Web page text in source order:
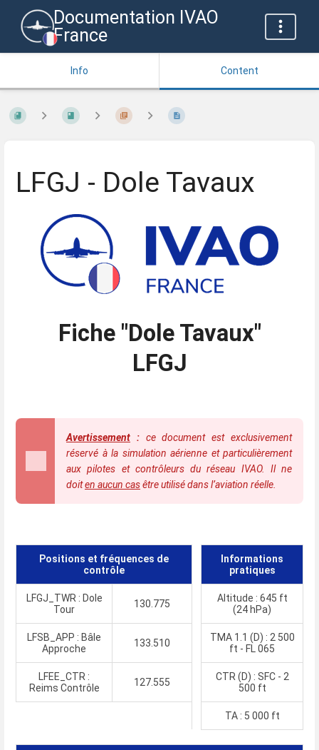
Documentation IVAO
France
Info Content
LFGJ - Dole Tavaux
Fiche "Dole Tavaux"
LFGJ
Avertissement :ce document est exclusivement
réservé à la simulation aérienne et particulièrement
aux pilotes et contrôleurs du réseau IVAO. Il ne
doiten aucun casêtre utilisé dans l’aviation réelle.
Positions et fréquences de
contrôle
Informations
pratiques
LFGJ_TWR : Dole
Tour
130.775
Altitude : 645 ft
(24 hPa)
LFSB_APP : Bâle
Approche
133.510
TMA 1.1 (D) : 2 500
ft - FL 065
LFEE_CTR :
Reims Contrôle
127.555
CTR (D) : SFC - 2
500 ft
TA : 5 000 ft